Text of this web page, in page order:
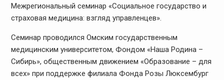
Межрегиональный семинар «Социальное государство и
страховая медицина: взгляд управленцев».
Семинар проводился Омским государственным
медицинским университетом, Фондом «Наша Родина –
Сибирь», общественным движением «Образование – для
всех» при поддержке филиала Фонда Розы Люксембург